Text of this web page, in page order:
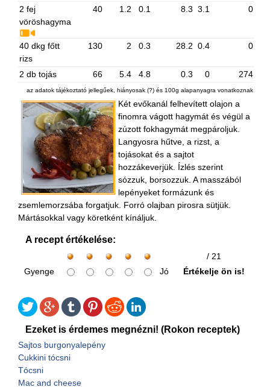
2 fej
vöröshagyma
40 1.2 0.1 8.3 3.1 0
40 dkg főtt
rizs
130 2 0.3 28.2 0.4 0
2 db tojás 66 5.4 4.8 0.3 0 274
az adatok tájékoztató jellegűek, hiányosak (?) és 100g alapanyagra vonatkoznak
Két evőkanál felhevített olajon a
finomra vágott hagymát és végül a
zúzott fokhagymát megpároljuk.
Langyosra hűtve, a rizst, a
tojásokat és a sajtot
hozzákeverjük. Ízlés szerint
sózzuk, borsozzuk. A masszából
lepényeket formázunk és
zsemlemorzsába forgatjuk. Forró olajban pirosra sütjük.
Mártásokkal vagy köretként kínáljuk.
A recept értékelése:
/ 21
Gyenge
Jó Értékelje ön is!
Ezeket is érdemes megnézni! (Rokon receptek)
Sajtos burgonyalepény
Cukkini tócsni
Tócsni
Mac and cheese